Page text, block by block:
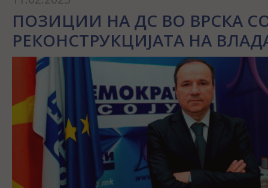
ПОЗИЦИИ НА ДС ВО ВРСКА
РЕКОНСТРУКЦИЈАТА НА